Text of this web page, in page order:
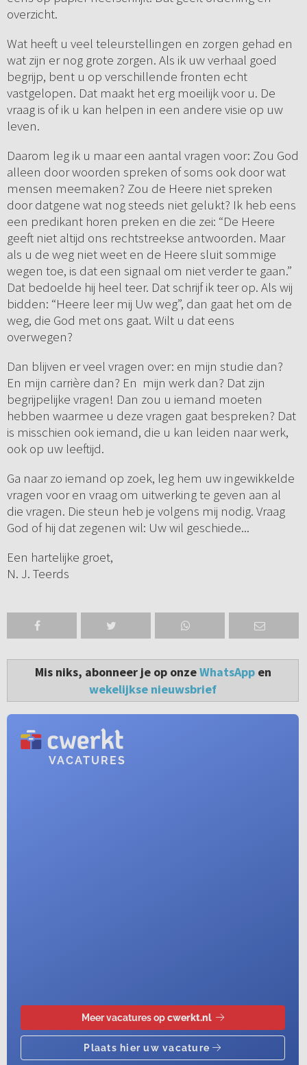
overzicht.
Wat heeft u veel teleurstellingen en zorgen gehad en
wat zijn er nog grote zorgen. Als ik uw verhaal goed
begrijp, bent u op verschillende fronten echt
vastgelopen. Dat maakt het erg moeilijk voor u. De
vraag is of ik u kan helpen in een andere visie op uw
leven.
Daarom leg ik u maar een aantal vragen voor: Zou God
alleen door woorden spreken of soms ook door wat
mensen meemaken? Zou de Heere niet spreken
door datgene wat nog steeds niet gelukt? Ik heb eens
een predikant horen preken en die zei: “De Heere
geeft niet altijd ons rechtstreekse antwoorden. Maar
als u de weg niet weet en de Heere sluit sommige
wegen toe, is dat een signaal om niet verder te gaan.”
Dat bedoelde hij heel teer. Dat schrijf ik teer op. Als wij
bidden: “Heere leer mij Uw weg”, dan gaat het om de
weg, die God met ons gaat. Wilt u dat eens
overwegen?
Dan blijven er veel vragen over: en mijn studie dan?
En mijn carrière dan? En mijn werk dan? Dat zijn
begrijpelijke vragen! Dan zou u iemand moeten
hebben waarmee u deze vragen gaat bespreken? Dat
is misschien ook iemand, die u kan leiden naar werk,
ook op uw leeftijd.
Ga naar zo iemand op zoek, leg hem uw ingewikkelde
vragen voor en vraag om uitwerking te geven aan al
die vragen. Die steun heb je volgens mij nodig. Vraag
God of hij dat zegenen wil: Uw wil geschiede...
Een hartelijke groet,
N. J. Teerds
Mis niks, abonneer je op onzeWhatsAppen
wekelijkse nieuwsbrief